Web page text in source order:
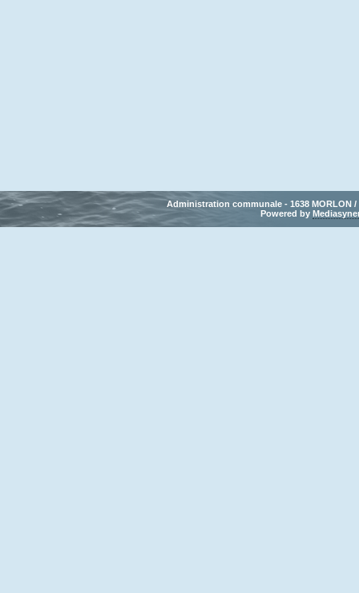
Administration communale - 1638 MORLON /
Powered by